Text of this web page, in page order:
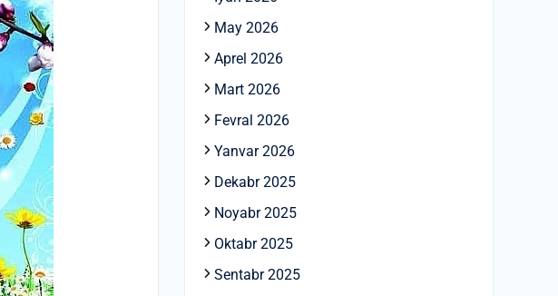
May 2026
Aprel 2026
Mart 2026
Fevral 2026
Yanvar 2026
Dekabr 2025
Noyabr 2025
Oktabr 2025
Sentabr 2025